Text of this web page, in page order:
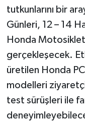
tutkunlarını bir
Günleri, 12 – 14
Honda
gerçekleşecek.
üretilen Honda
modelleri
test sürüşleri ile